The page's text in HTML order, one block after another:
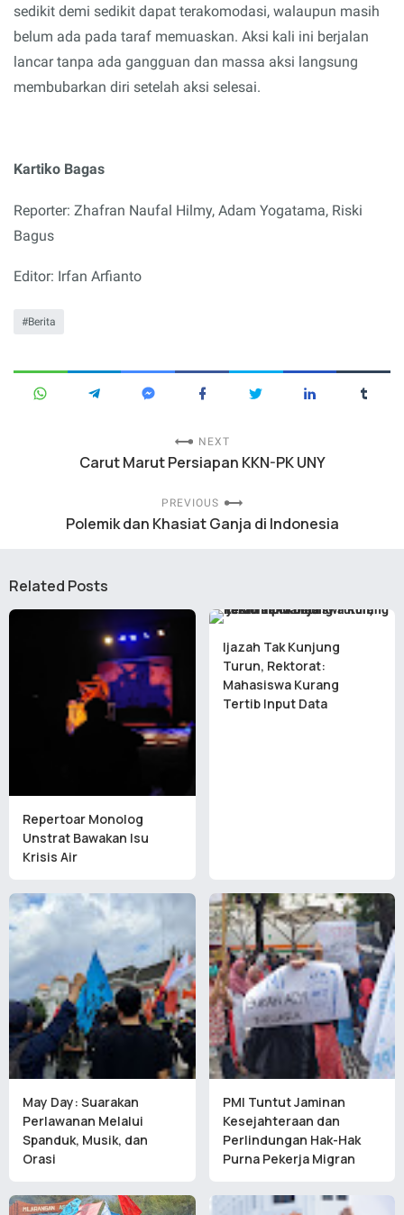
sedikit demi sedikit dapat terakomodasi, walaupun masih
belum ada pada taraf memuaskan. Aksi kali ini berjalan
lancar tanpa ada gangguan dan massa aksi langsung
membubarkan diri setelah aksi selesai.
Kartiko Bagas
Reporter: Zhafran Naufal Hilmy, Adam Yogatama, Riski
Bagus
Editor: Irfan Arfianto
Berita
NEXT
Carut Marut Persiapan KKN-PK UNY
PREVIOUS
Polemik dan Khasiat Ganja di Indonesia
Related Posts
Repertoar Monolog
Unstrat Bawakan Isu
Krisis Air
Ijazah Tak Kunjung
Turun, Rektorat:
Mahasiswa Kurang
Tertib Input Data
May Day: Suarakan
Perlawanan Melalui
Spanduk, Musik, dan
Orasi
PMI Tuntut Jaminan
Kesejahteraan dan
Perlindungan Hak-Hak
Purna Pekerja Migran